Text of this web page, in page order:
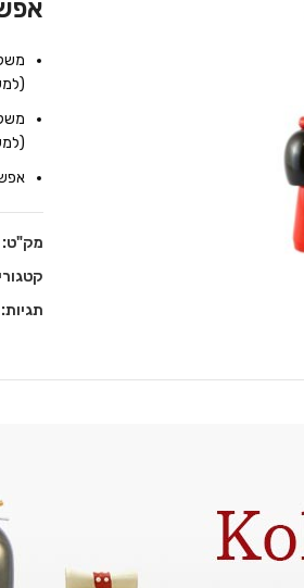
משלוח
(למשקל
משלוח
(למשקל
מק"ט:
תגיות: